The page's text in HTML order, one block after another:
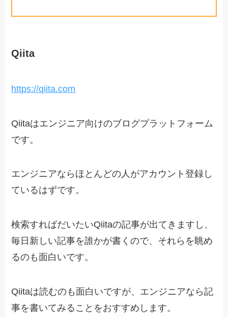
Qiita
https://qiita.com
Qiitaはエンジニア向けのブログプラットフォーム
です。
エンジニアならほとんどの人がアカウント登録し
ているはずです。
検索すればだいたいQiitaの記事が出てきますし、
毎日新しい記事を誰かが書くので、それらを眺め
るのも面白いです。
Qiitaは読むのも面白いですが、エンジニアなら記
事を書いてみることをおすすめします。